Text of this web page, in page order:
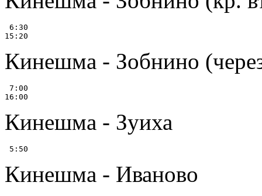
6:30
Кинешма - Зобнино
7:00
Кинешма - Зуиха
Кинешма - Иваново